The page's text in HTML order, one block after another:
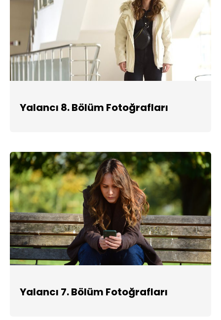
Yalancı 8. Bölüm Fotoğrafları
Yalancı 7. Bölüm Fotoğrafları